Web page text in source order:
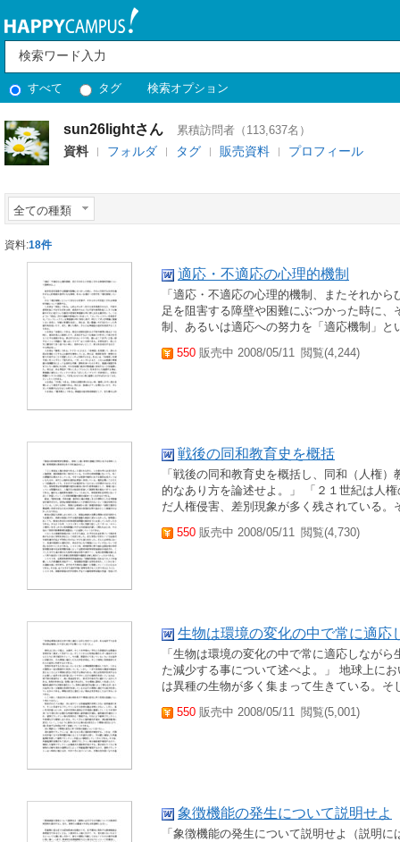
すべて タグ 検索オプション
sun26lightさん 累積訪問者（113,637名）
資料 フォルダ タグ 販売資料 プロフィール
全ての種類
資料:18件
適応・不適応の心理的機制
「適応・不適応の心理的機制、またそれか
足を阻害する障壁や困難にぶつかった時に
制、あるいは適応への努力を「適応機制」と
550 販売中 2008/05/11 閲覧(4,244)
戦後の同和教育史を概括
「戦後の同和教育史を概括し、同和（人権
的なあり方を論述せよ。」 「２１世紀は人
だ人権侵害、差別現象が多く残されている
550 販売中 2008/05/11 閲覧(4,730)
生物は環境の変化の中で常に適応
「生物は環境の変化の中で常に適応しなが
た減少する事について述べよ。」 地球上に
は異種の生物が多く集まって生きている。
550 販売中 2008/05/11 閲覧(5,001)
象徴機能の発生について説明せよ
「象徴機能の発生について説明せよ（説明